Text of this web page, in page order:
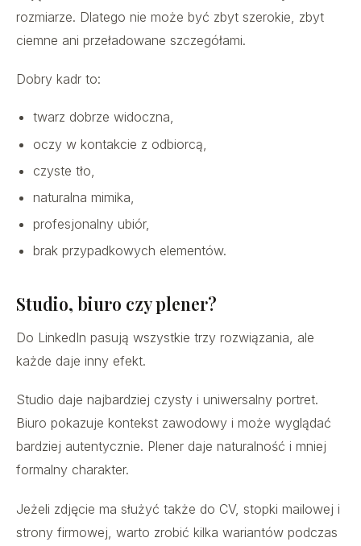
rozmiarze. Dlatego nie może być zbyt szerokie, zbyt
ciemne ani przeładowane szczegółami.
Dobry kadr to:
twarz dobrze widoczna,
oczy w kontakcie z odbiorcą,
czyste tło,
naturalna mimika,
profesjonalny ubiór,
brak przypadkowych elementów.
Studio, biuro czy plener?
Do LinkedIn pasują wszystkie trzy rozwiązania, ale
każde daje inny efekt.
Studio daje najbardziej czysty i uniwersalny portret.
Biuro pokazuje kontekst zawodowy i może wyglądać
bardziej autentycznie. Plener daje naturalność i mniej
formalny charakter.
Jeżeli zdjęcie ma służyć także do CV, stopki mailowej i
strony firmowej, warto zrobić kilka wariantów podczas